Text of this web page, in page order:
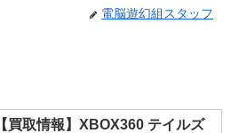
電脳遊幻組スタッフ
【買取情報】XBOX360 テイルズ